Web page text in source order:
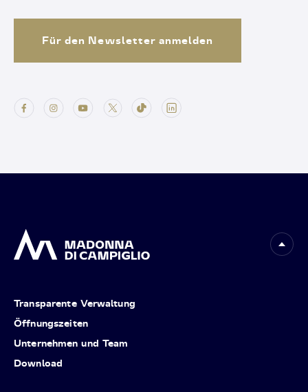
Für den Newsletter anmelden
Transparente Verwaltung
Öffnungszeiten
Unternehmen und Team
Download